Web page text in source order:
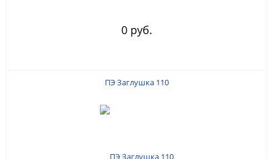
0 руб.
ПЭ Заглушка 110